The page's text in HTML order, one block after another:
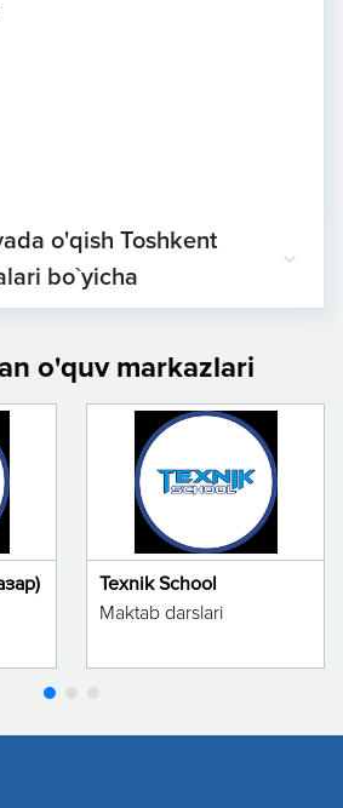
o'qish Toshkent
bo`yicha
o'quv markazlari
Texnik School
Maktab darslari